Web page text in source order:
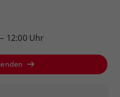
12:00 Uhr